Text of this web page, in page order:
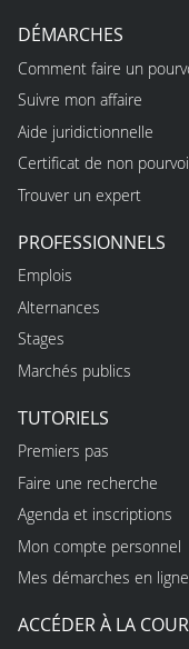
DÉMARCHES
Comment faire un
Suivre mon affaire
Aide juridictionnelle
Certificat de non pourvoi
Trouver un expert
PROFESSIONNELS
Emplois
Alternances
Stages
Marchés publics
TUTORIELS
Premiers pas
Faire une recherche
Agenda et inscriptions
Mon compte personnel
Mes démarches en ligne
ACCÉDER À LA COUR